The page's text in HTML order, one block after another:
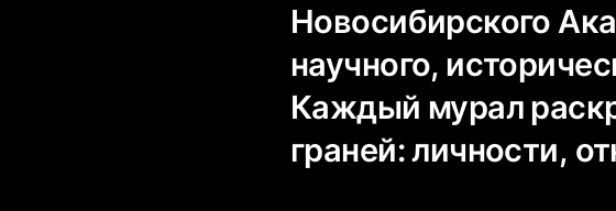
Новосибирского
научного,
Каждый мурал
граней: личности,